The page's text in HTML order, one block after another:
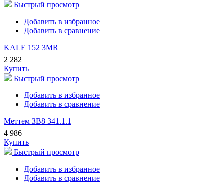
Быстрый просмотр
Добавить в избранное
Добавить в сравнение
KALE 152 3MR
2 282
Купить
Быстрый просмотр
Добавить в избранное
Добавить в сравнение
Меттем ЗВ8 341.1.1
4 986
Купить
Быстрый просмотр
Добавить в избранное
Добавить в сравнение